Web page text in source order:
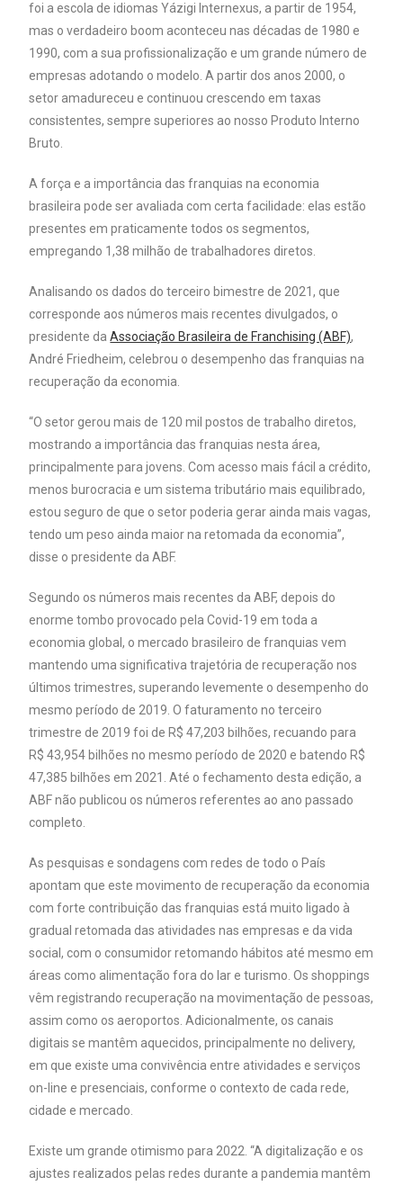
foi a escola de idiomas Yázigi Internexus, a partir de 1954,
mas o verdadeiro boom aconteceu nas décadas de 1980 e
1990, com a sua profissionalização e um grande número de
empresas adotando o modelo. A partir dos anos 2000, o
setor amadureceu e continuou crescendo em taxas
consistentes, sempre superiores ao nosso Produto Interno
Bruto.
A força e a importância das franquias na economia
brasileira pode ser avaliada com certa facilidade: elas estão
presentes em praticamente todos os segmentos,
empregando 1,38 milhão de trabalhadores diretos.
Analisando os dados do terceiro bimestre de 2021, que
corresponde aos números mais recentes divulgados, o
presidente daAssociação Brasileira de Franchising (ABF),
André Friedheim, celebrou o desempenho das franquias na
recuperação da economia.
“O setor gerou mais de 120 mil postos de trabalho diretos,
mostrando a importância das franquias nesta área,
principalmente para jovens. Com acesso mais fácil a crédito,
menos burocracia e um sistema tributário mais equilibrado,
estou seguro de que o setor poderia gerar ainda mais vagas,
tendo um peso ainda maior na retomada da economia”,
disse o presidente da ABF.
Segundo os números mais recentes da ABF, depois do
enorme tombo provocado pela Covid-19 em toda a
economia global, o mercado brasileiro de franquias vem
mantendo uma significativa trajetória de recuperação nos
últimos trimestres, superando levemente o desempenho do
mesmo período de 2019. O faturamento no terceiro
trimestre de 2019 foi de R$ 47,203 bilhões, recuando para
R$ 43,954 bilhões no mesmo período de 2020 e batendo R$
47,385 bilhões em 2021. Até o fechamento desta edição, a
ABF não publicou os números referentes ao ano passado
completo.
As pesquisas e sondagens com redes de todo o País
apontam que este movimento de recuperação da economia
com forte contribuição das franquias está muito ligado à
gradual retomada das atividades nas empresas e da vida
social, com o consumidor retomando hábitos até mesmo em
áreas como alimentação fora do lar e turismo. Os shoppings
vêm registrando recuperação na movimentação de pessoas,
assim como os aeroportos. Adicionalmente, os canais
digitais se mantêm aquecidos, principalmente no delivery,
em que existe uma convivência entre atividades e serviços
on-line e presenciais, conforme o contexto de cada rede,
cidade e mercado.
Existe um grande otimismo para 2022. “A digitalização e os
ajustes realizados pelas redes durante a pandemia mantêm